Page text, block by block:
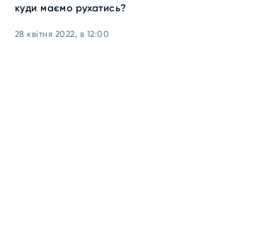
куди маємо рухатись?
28 квітня 2022, в 12:00